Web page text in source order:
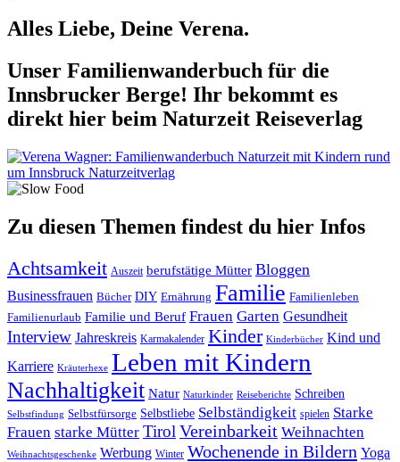
Alles Liebe, Deine Verena.
Unser Familienwanderbuch für die
Innsbrucker Berge! Ihr bekommt es
direkt hier beim Naturzeit Reiseverlag
Zu diesen Themen findest du hier Infos
Achtsamkeit Auszeit berufstätige Mütter Bloggen
Businessfrauen Bücher DIY Ernährung Familie Familienleben
Familienurlaub Familie und Beruf Frauen Garten Gesundheit
Interview Jahreskreis Karmakalender Kinder Kinderbücher Kind und
Karriere Kräuterhexe Leben mit Kindern
Nachhaltigkeit Natur Naturkinder Reiseberichte Schreiben
Selbstfindung Selbstfürsorge Selbstliebe Selbständigkeit spielen Starke
Frauen starke Mütter Tirol Vereinbarkeit Weihnachten
Weihnachtsgeschenke Werbung Winter Wochenende in Bildern Yoga